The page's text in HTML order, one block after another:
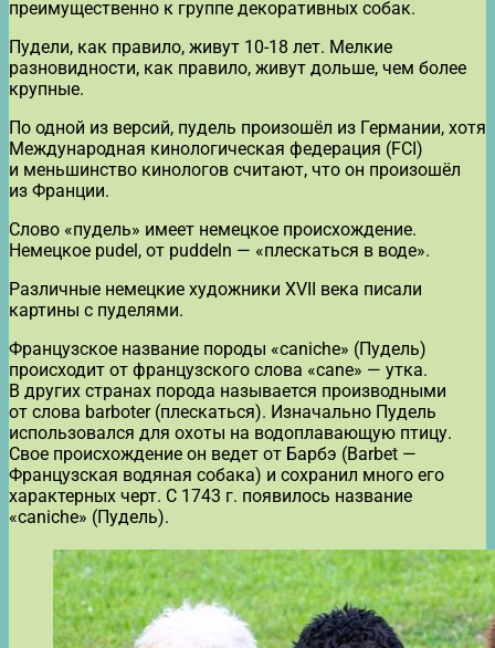
преимущественно к группе декоративных собак.
Пудели, как правило, живут 10-18 лет. Мелкие
разновидности, как правило, живут дольше, чем более
крупные.
По одной из версий, пудель произошёл из Германии, хотя
Международная кинологическая федерация (FCI)
и меньшинство кинологов считают, что он произошёл
из Франции.
Слово «пудель» имеет немецкое происхождение.
Немецкое pudel, от puddeln — «плескаться в воде».
Различные немецкие художники XVII века писали
картины с пуделями.
Французское название породы «сaniche» (Пудель)
происходит от французского слова «cane» — утка.
В других странах порода называется производными
от слова barboter (плескаться). Изначально Пудель
использовался для охоты на водоплавающую птицу.
Свое происхождение он ведет от Барбэ (Barbet —
Французская водяная собака) и сохранил много его
характерных черт. С 1743 г. появилось название
«caniche» (Пудель).